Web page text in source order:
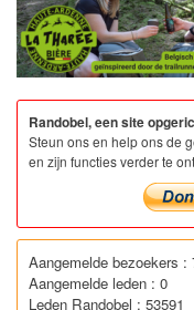
Randobel, een site
Steun ons en help ons de
en zijn functies verder te
Aangemelde bezoekers :
Aangemelde leden : 0
Leden Randobel : 53591